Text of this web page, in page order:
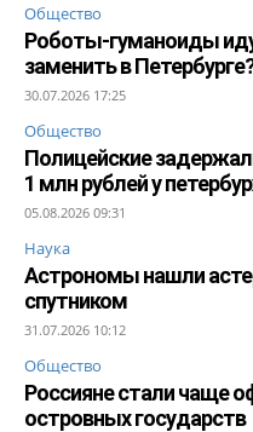
Общество
Роботы-гуманоиды
заменить в
30.07.2026 17:25
Общество
Полицейские
1 млн рублей у
05.08.2026 09:31
Наука
Астрономы нашли
спутником
31.07.2026 10:12
Общество
Россияне стали чаще
островных государств